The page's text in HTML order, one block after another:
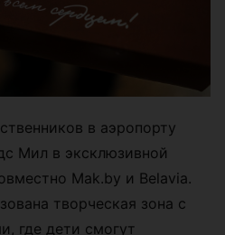
в аэропорту
Мил в эксклюзивной
Mak.by и Belavia.
творческая зона с
где дети смогут